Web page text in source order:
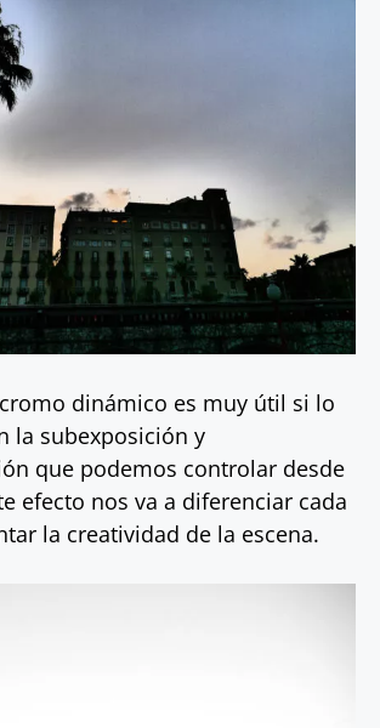
dinámico es muy útil si lo
la subexposición y
que podemos controlar desde
efecto nos va a diferenciar cada
la creatividad de la escena.